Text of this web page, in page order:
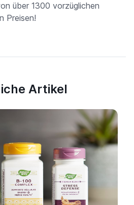
über 1300 vorzüglichen
Preisen!
Artikel